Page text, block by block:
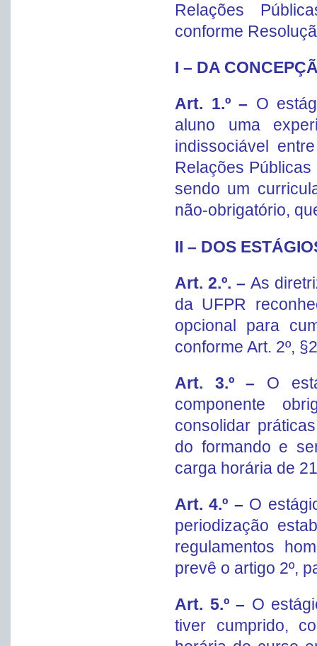
Relações
conforme
I – DA
Art. 1.º – O
aluno uma
indissociável
Relações
sendo um
não-obrigatório,
II – DOS
Art. 2.º. – As
da UFPR
opcional para
conforme Art. 2º,
Art. 3.º – O
componente
consolidar
do formando e
carga horária de
Art. 4.º – O
periodização
regulamentos
prevê o artigo 2º,
Art. 5.º – O
tiver cumprido,